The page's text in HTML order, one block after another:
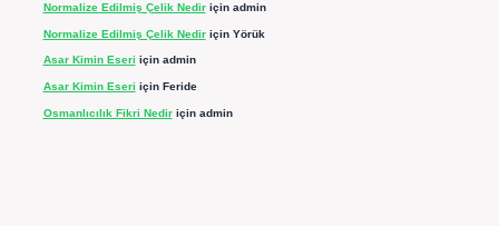
Normalize Edilmiş Çelik Nediriçin admin
Normalize Edilmiş Çelik Nediriçin Yörük
Asar Kimin Eseri için admin
Asar Kimin Eseri için Feride
Osmanlıcılık Fikri Nediriçin admin